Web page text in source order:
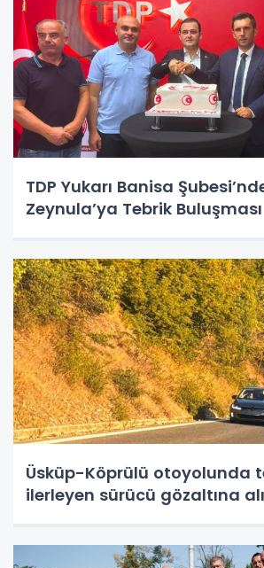
TDP Yukarı Banisa
Zeynula’ya Tebrik Buluşması
Üsküp-Köprülü otoyolunda
ilerleyen sürücü gözaltına